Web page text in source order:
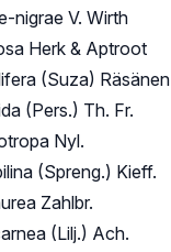
nigrae V. Wirth
Herk & Aptroot
(Suza) Räsänen
(Pers.) Th. Fr.
Nyl.
(Spreng.) Kieff.
Zahlbr.
(Lilj.) Ach.